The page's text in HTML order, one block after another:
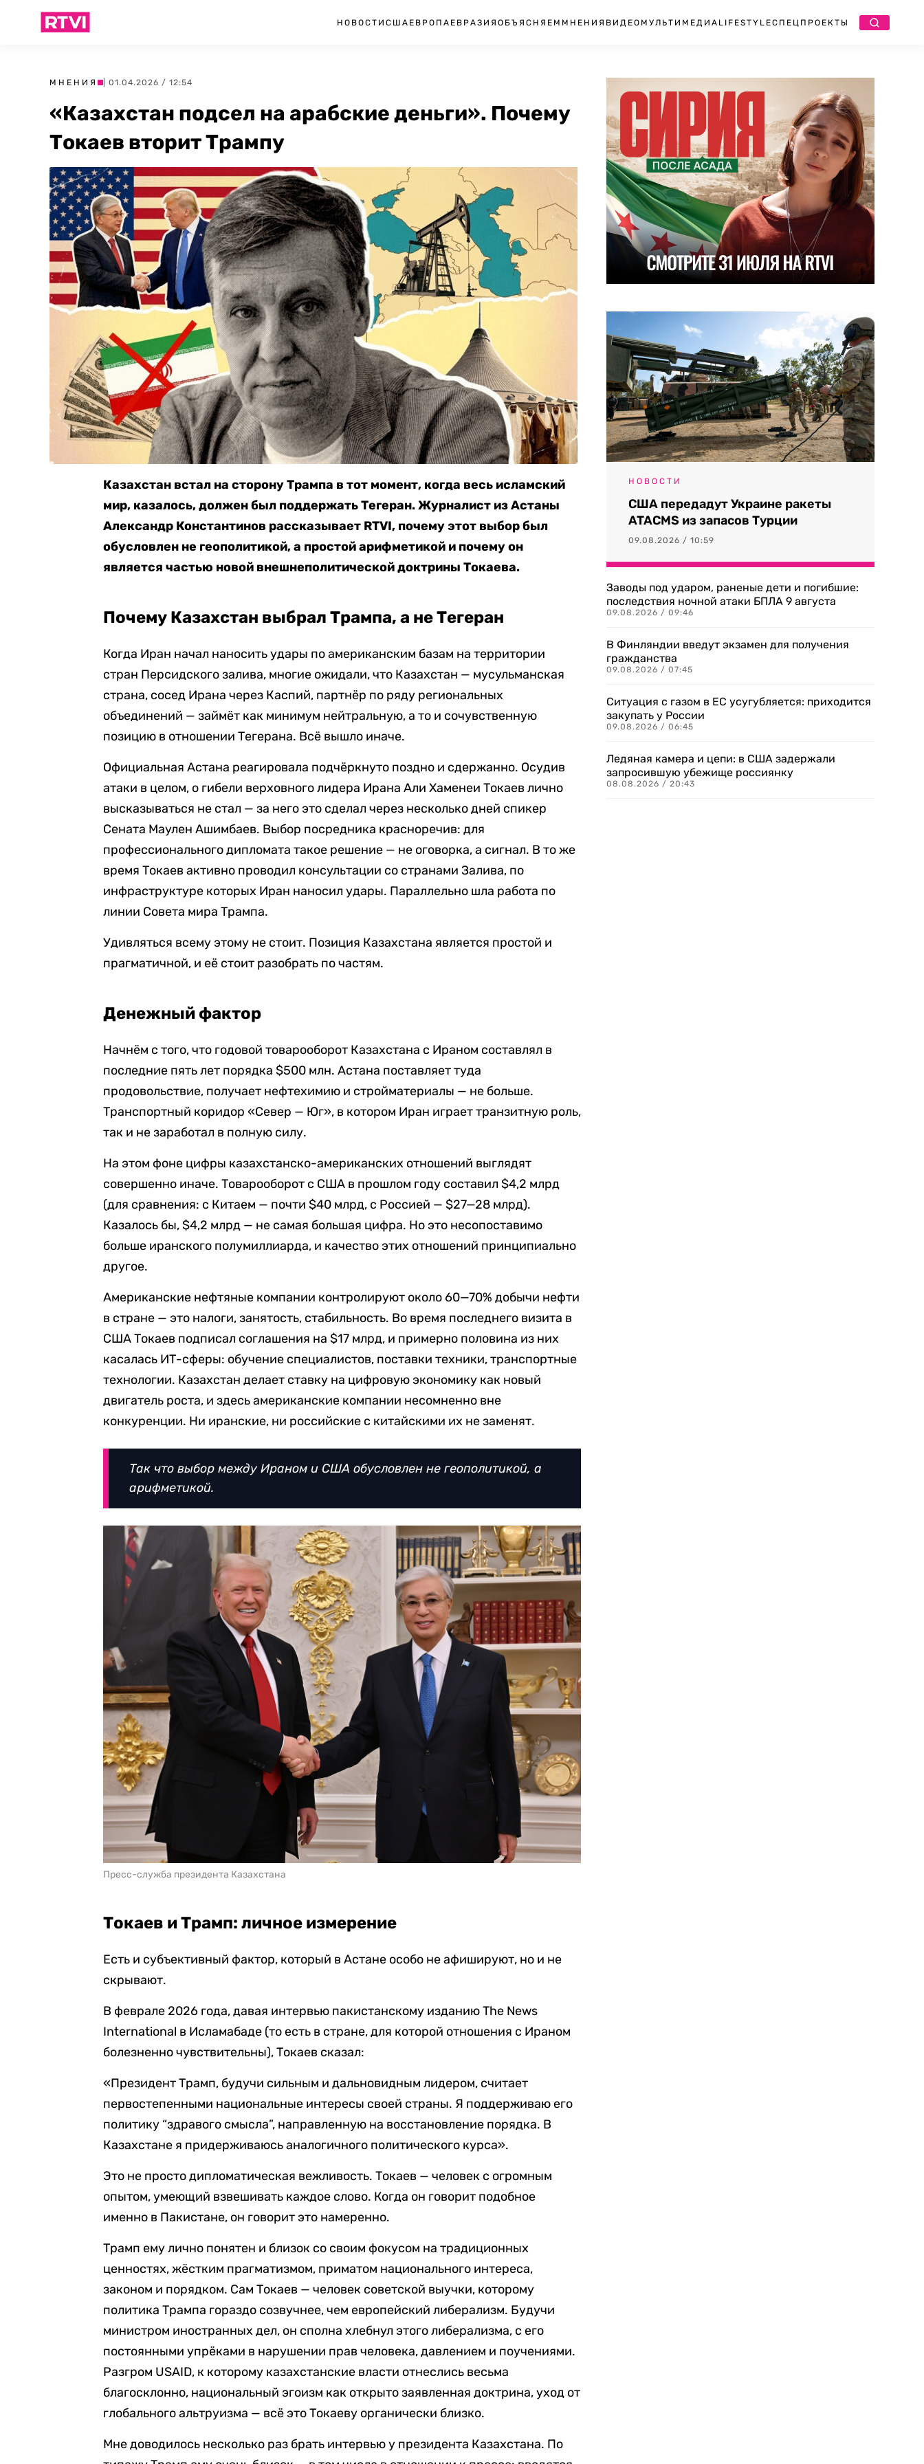
НОВОСТИ США ЕВРОПА ЕВРАЗИЯ ОБЪЯСНЯЕМ МНЕНИЯ ВИДЕО МУЛЬТИМЕДИА LIFESTYLEСПЕЦПРОЕКТЫ
МНЕНИЯ | 01.04.2026 / 12:54
«Казахстан подсел на арабские деньги». Почему
Токаев вторит Трампу
Казахстан встал на сторону Трампа в тот момент, когда весь исламский
мир, казалось, должен был поддержать Тегеран. Журналист из Астаны
Александр Константинов рассказывает RTVI, почему этот выбор был
обусловлен не геополитикой, а простой арифметикой и почему он
является частью новой внешнеполитической доктрины Токаева.
Почему Казахстан выбрал Трампа, а не Тегеран
Когда Иран начал наносить удары по американским базам на территории
стран Персидского залива, многие ожидали, что Казахстан — мусульманская
страна, сосед Ирана через Каспий, партнёр по ряду региональных
объединений — займёт как минимум нейтральную, а то и сочувственную
позицию в отношении Тегерана. Всё вышло иначе.
Официальная Астана реагировала подчёркнуто поздно и сдержанно. Осудив
атаки в целом, о гибели верховного лидера Ирана Али Хаменеи Токаев лично
высказываться не стал — за него это сделал через несколько дней спикер
Сената Маулен Ашимбаев. Выбор посредника красноречив: для
профессионального дипломата такое решение — не оговорка, а сигнал. В то же
время Токаев активно проводил консультации со странами Залива, по
инфраструктуре которых Иран наносил удары. Параллельно шла работа по
линии Совета мира Трампа.
Удивляться всему этому не стоит. Позиция Казахстана является простой и
прагматичной, и её стоит разобрать по частям.
Денежный фактор
Начнём с того, что годовой товарооборот Казахстана с Ираном составлял в
последние пять лет порядка $500 млн. Астана поставляет туда
продовольствие, получает нефтехимию и стройматериалы — не больше.
Транспортный коридор «Север — Юг», в котором Иран играет транзитную роль,
так и не заработал в полную силу.
На этом фоне цифры казахстанско-американских отношений выглядят
совершенно иначе. Товарооборот с США в прошлом году составил $4,2 млрд
(для сравнения: с Китаем — почти $40 млрд, с Россией — $27—28 млрд).
Казалось бы, $4,2 млрд — не самая большая цифра. Но это несопоставимо
больше иранского полумиллиарда, и качество этих отношений принципиально
другое.
Американские нефтяные компании контролируют около 60—70% добычи нефти
в стране — это налоги, занятость, стабильность. Во время последнего визита в
США Токаев подписал соглашения на $17 млрд, и примерно половина из них
касалась ИТ-сферы: обучение специалистов, поставки техники, транспортные
технологии. Казахстан делает ставку на цифровую экономику как новый
двигатель роста, и здесь американские компании несомненно вне
конкуренции. Ни иранские, ни российские с китайскими их не заменят.
Так что выбор между Ираном и США обусловлен не геополитикой, а
арифметикой.
Пресс-служба президента Казахстана
Токаев и Трамп: личное измерение
Есть и субъективный фактор, который в Астане особо не афишируют, но и не
скрывают.
В феврале 2026 года, давая интервью пакистанскому изданию The News
International в Исламабаде (то есть в стране, для которой отношения с Ираном
болезненно чувствительны), Токаев сказал:
«Президент Трамп, будучи сильным и дальновидным лидером, считает
первостепенными национальные интересы своей страны. Я поддерживаю его
политику “здравого смысла”, направленную на восстановление порядка. В
Казахстане я придерживаюсь аналогичного политического курса».
Это не просто дипломатическая вежливость. Токаев — человек с огромным
опытом, умеющий взвешивать каждое слово. Когда он говорит подобное
именно в Пакистане, он говорит это намеренно.
Трамп ему лично понятен и близок со своим фокусом на традиционных
ценностях, жёстким прагматизмом, приматом национального интереса,
законом и порядком. Сам Токаев — человек советской выучки, которому
политика Трампа гораздо созвучнее, чем европейский либерализм. Будучи
министром иностранных дел, он сполна хлебнул этого либерализма, с его
постоянными упрёками в нарушении прав человека, давлением и поучениями.
Разгром USAID, к которому казахстанские власти отнеслись весьма
благосклонно, национальный эгоизм как открыто заявленная доктрина, уход от
глобального альтруизма — всё это Токаеву органически близко.
Мне доводилось несколько раз брать интервью у президента Казахстана. По
НОВОСТИ
США передадут Украине ракеты
ATACMS из запасов Турции
09.08.2026 / 10:59
Заводы под ударом, раненые дети и погибшие:
последствия ночной атаки БПЛА 9 августа
09.08.2026 / 09:46
В Финляндии введут экзамен для получения
гражданства
09.08.2026 / 07:45
Ситуация с газом в ЕС усугубляется: приходится
закупать у России
09.08.2026 / 06:45
Ледяная камера и цепи: в США задержали
запросившую убежище россиянку
08.08.2026 / 20:43